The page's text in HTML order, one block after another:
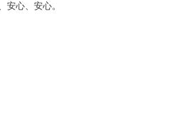
安心、安心。